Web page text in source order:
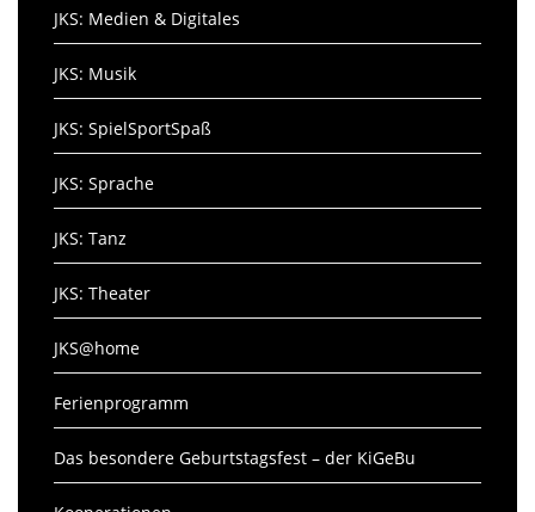
JKS: Medien & Digitales
JKS: Musik
JKS: SpielSportSpaß
JKS: Sprache
JKS: Tanz
JKS: Theater
JKS@home
Ferienprogramm
Das besondere Geburtstagsfest – der KiGeBu